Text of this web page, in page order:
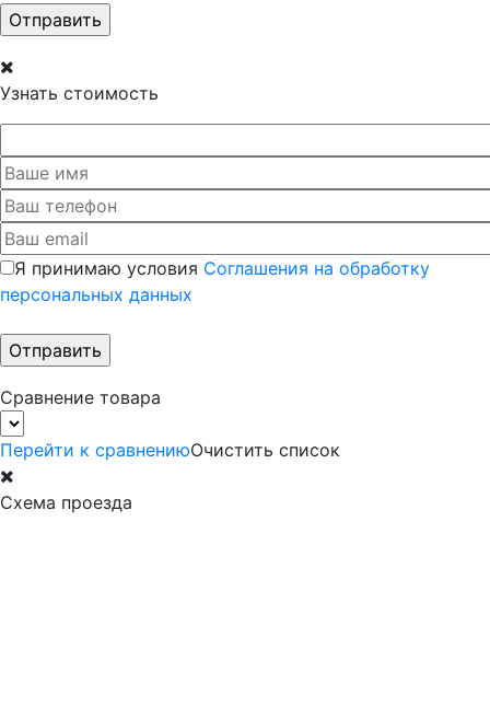
Узнать стоимость
Я принимаю условия Соглашения на обработку
персональных данных
Сравнение товара
Перейти к сравнениюОчистить список
Схема проезда